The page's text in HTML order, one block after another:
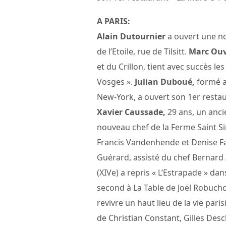
A PARIS:
Alain Dutourniera ouvert une
de l’Etoile, rue de Tilsitt. Marc
et du Crillon, tient avec succès
Vosges ». Julian Duboué, formé
New-York, a ouvert son 1er
Xavier Caussade, 29 ans, un
nouveau chef de la Ferme Saint
Francis Vandenhende et Denise
Guérard, assisté du chef
(XIVe) a repris « L’Estrapade »
second à La Table de Joël
revivre un haut lieu de la vie
de Christian Constant, Gilles